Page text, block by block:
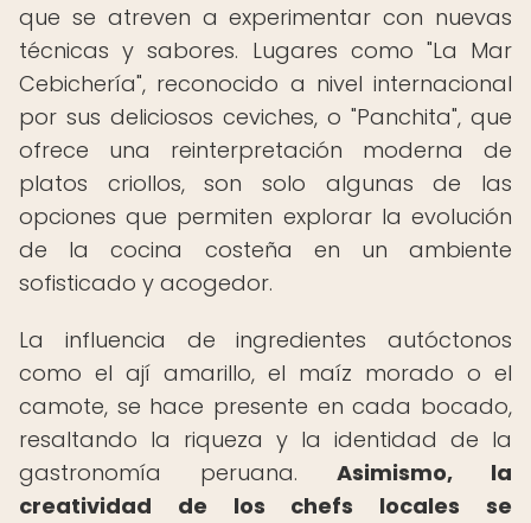
que se atreven a experimentar con nuevas
técnicas y sabores. Lugares como "La Mar
Cebichería", reconocido a nivel internacional
por sus deliciosos ceviches, o "Panchita", que
ofrece una reinterpretación moderna de
platos criollos, son solo algunas de las
opciones que permiten explorar la evolución
de la cocina costeña en un ambiente
sofisticado y acogedor.
La influencia de ingredientes autóctonos
como el ají amarillo, el maíz morado o el
camote, se hace presente en cada bocado,
resaltando la riqueza y la identidad de la
gastronomía peruana. Asimismo, la
creatividad de los chefs locales se